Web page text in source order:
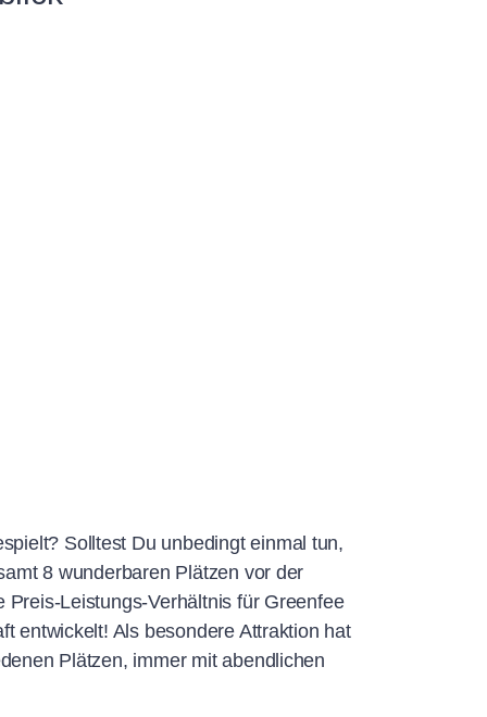
Solltest Du unbedingt einmal tun,
8 wunderbaren Plätzen vor der
Leistungs-Verhältnis für Greenfee
entwickelt! Als besondere Attraktion hat
Plätzen, immer mit abendlichen